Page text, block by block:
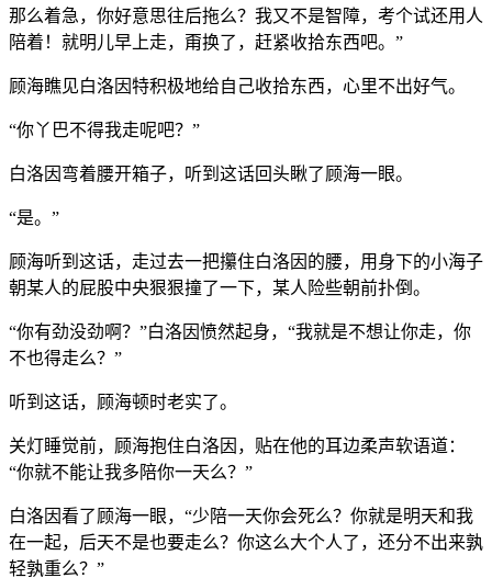
那么着急，你好意思往后拖么？我又不是智障，考个试还用人
陪着！就明儿早上走，甭换了，赶紧收拾东西吧。”
顾海瞧见白洛因特积极地给自己收拾东西，心里不出好气。
“你丫巴不得我走呢吧？”
白洛因弯着腰开箱子，听到这话回头瞅了顾海一眼。
“是。”
顾海听到这话，走过去一把攥住白洛因的腰，用身下的小海子
朝某人的屁股中央狠狠撞了一下，某人险些朝前扑倒。
“你有劲没劲啊？”白洛因愤然起身，“我就是不想让你走，你
不也得走么？”
听到这话，顾海顿时老实了。
关灯睡觉前，顾海抱住白洛因，贴在他的耳边柔声软语道：
“你就不能让我多陪你一天么？”
白洛因看了顾海一眼，“少陪一天你会死么？你就是明天和我
在一起，后天不是也要走么？你这么大个人了，还分不出来孰
轻孰重么？”